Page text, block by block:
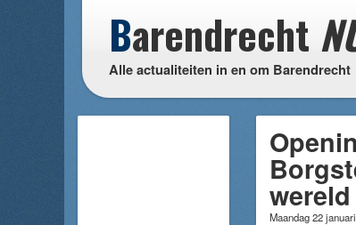
Barendrecht
Alle actualiteiten in en om Barendrecht
wereld
Maandag 22